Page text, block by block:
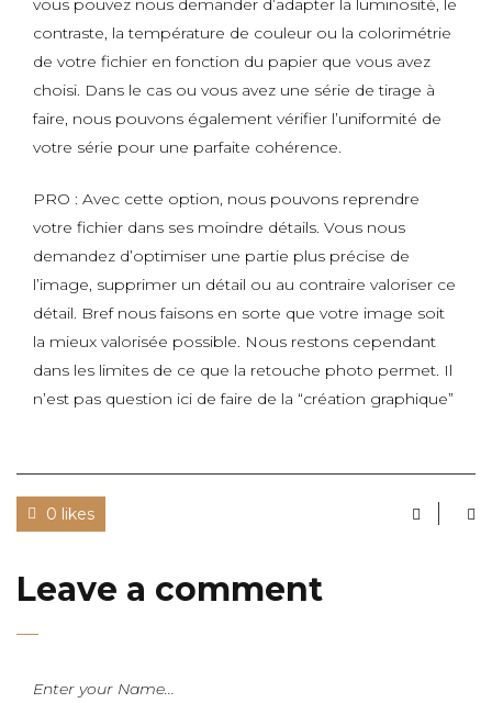
vous pouvez nous demander d’adapter la luminosité, le
contraste, la température de couleur ou la colorimétrie
de votre fichier en fonction du papier que vous avez
choisi. Dans le cas ou vous avez une série de tirage à
faire, nous pouvons également vérifier l’uniformité de
votre série pour une parfaite cohérence.
PRO : Avec cette option, nous pouvons reprendre
votre fichier dans ses moindre détails. Vous nous
demandez d’optimiser une partie plus précise de
l’image, supprimer un détail ou au contraire valoriser ce
détail. Bref nous faisons en sorte que votre image soit
la mieux valorisée possible. Nous restons cependant
dans les limites de ce que la retouche photo permet. Il
n’est pas question ici de faire de la “création graphique”
0 likes
Leave a comment